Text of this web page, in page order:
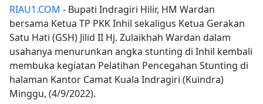
RIAU1.COM - Bupati Indragiri Hilir, HM Wardan
bersama Ketua TP PKK Inhil sekaligus Ketua Gerakan
Satu Hati (GSH) Jilid II Hj. Zulaikhah Wardan dalam
usahanya menurunkan angka stunting di Inhil kembali
membuka kegiatan Pelatihan Pencegahan Stunting di
halaman Kantor Camat Kuala Indragiri (Kuindra)
Minggu, (4/9/2022).